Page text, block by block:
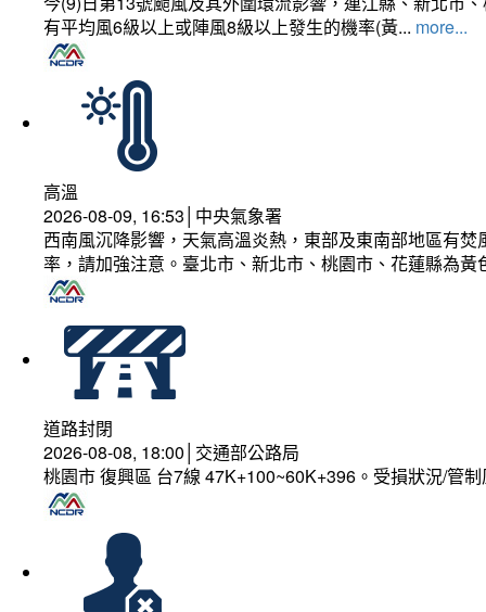
有平均風6級以上或陣風8級以上發生的機率(黃... more...
高溫
2026-08-09, 16:53│中央氣象署
西南風沉降影響，天氣高溫炎熱，東部及東南部地區有
率，請加強注意。臺北市、新北市、桃園市、花蓮縣為
道路封閉
2026-08-08, 18:00│交通部公路局
桃園市 復興區 台7線 47K+100~60K+396。受損狀況/管